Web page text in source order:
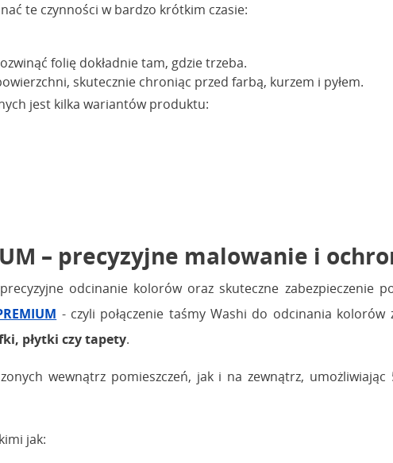
te czynności w bardzo krótkim czasie:
folię dokładnie tam, gdzie trzeba.
skutecznie chroniąc przed farbą, kurzem i pyłem.
jest kilka wariantów produktu:
– precyzyjne malowanie i
odcinanie kolorów oraz skuteczne zabezpieczenie
- czyli połączenie taśmy Washi do odcinania kolorów
płytki czy tapety.
wewnątrz pomieszczeń, jak i na zewnątrz, umożliwiając
jak: